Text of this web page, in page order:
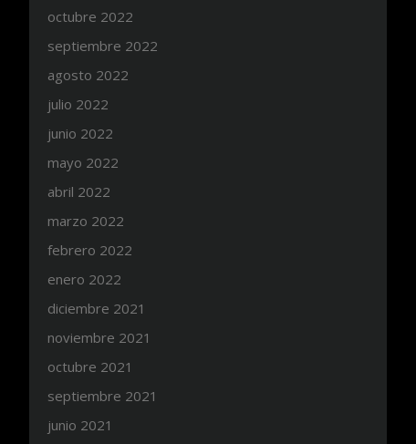
octubre 2022
septiembre 2022
agosto 2022
julio 2022
junio 2022
mayo 2022
abril 2022
marzo 2022
febrero 2022
enero 2022
diciembre 2021
noviembre 2021
octubre 2021
septiembre 2021
junio 2021